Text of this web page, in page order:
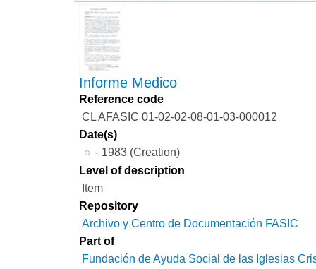
Informe Medico
Reference code
CL AFASIC 01-02-02-08-01-03-000012
Date(s)
- 1983 (Creation)
Level of description
Item
Repository
Archivo y Centro de Documentación FASIC
Part of
Fundación de Ayuda Social de las Iglesias